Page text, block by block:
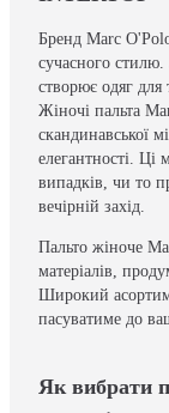
Бренд Marc
сучасного
створює одяг для
Жіночі пальта
скандинавської
елегантності. Ці
випадків, чи то
вечірній захід.
Пальто жіноче
матеріалів,
Широкий
пасуватиме до
Як вибрати